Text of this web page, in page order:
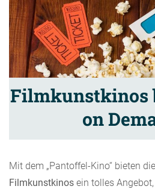
Filmkunstkinos
on
Mit dem „Pantoffel-Kino“ bieten die
Filmkunstkinos ein tolles